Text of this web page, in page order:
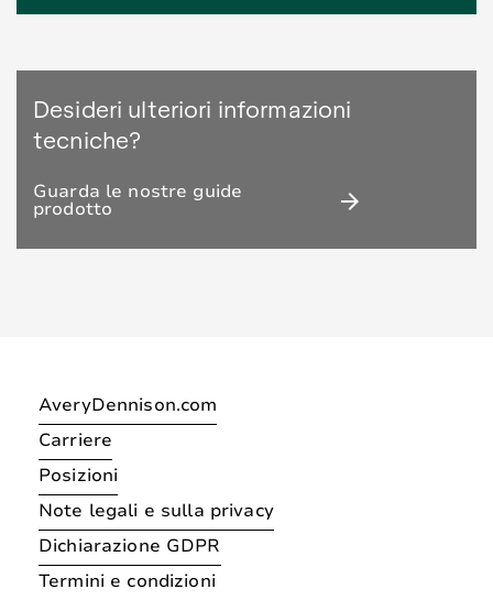
Desideri ulteriori informazioni
tecniche?
Guarda le nostre guide
prodotto arrow_forward
AveryDennison.com
Carriere
Posizioni
Note legali e sulla privacy
Dichiarazione GDPR
Termini e condizioni